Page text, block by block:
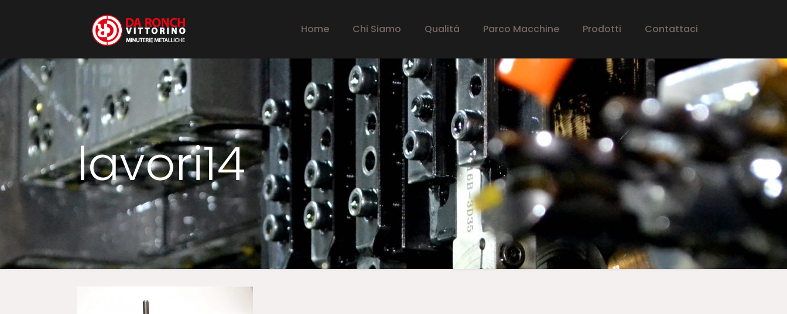
Home Chi Siamo Qualitá Parco Macchine Prodotti Contattaci
lavori14